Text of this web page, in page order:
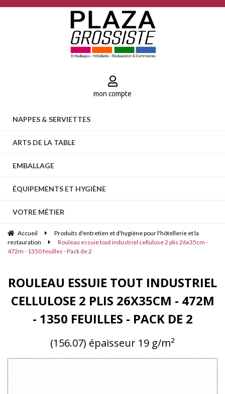
mon compte
NAPPES & SERVIETTES
ARTS DE LA TABLE
EMBALLAGE
ÉQUIPEMENTS ET HYGIÈNE
VOTRE MÉTIER
Accueil
Produits d'entretien et d'hygiène pour l'hôtellerie et la
restauration
Rouleau essuie tout industriel cellulose 2 plis 26x35cm -
472m - 1350 feuilles - Pack de 2
ROULEAU ESSUIE TOUT INDUSTRIEL
CELLULOSE 2 PLIS 26X35CM - 472M
- 1350 FEUILLES - PACK DE 2
(156.07) épaisseur 19 g/m²